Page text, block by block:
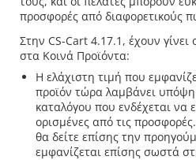
προσφορές από διαφορετικούς
Στην CS-Cart 4.17.1, έχουν γίνει
στα Κοινά Προϊόντα:
Η ελάχιστη τιμή που
προϊόν τώρα λαμβάνει υπόψη
καταλόγου που ενδέχεται να
ορισμένες από τις
θα δείτε επίσης την
εμφανίζεται επίσης σωστά